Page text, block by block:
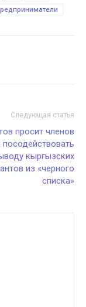
Следующая статья
просит членов
кыргызских
из «черного
списка»